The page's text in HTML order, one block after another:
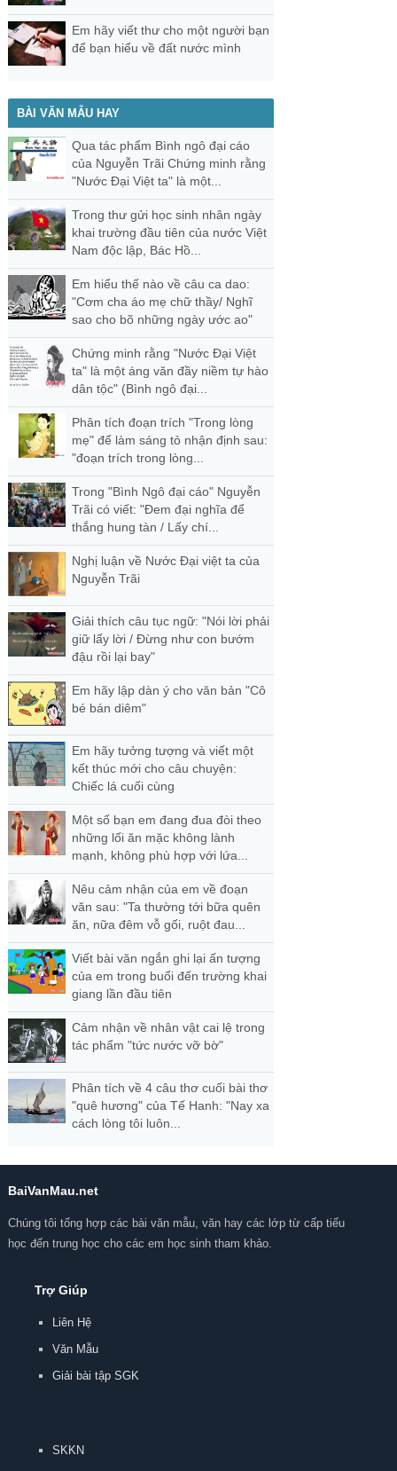
Em hãy viết thư cho một người bạn
để bạn hiểu về đất nước mình
BÀI VĂN MẪU HAY
Qua tác phẩm Bình ngô đại cáo
của Nguyễn Trãi Chứng minh rằng
"Nước Đại Việt ta" là một...
Trong thư gửi học sinh nhân ngày
khai trường đầu tiên của nước Việt
Nam độc lập, Bác Hồ...
Em hiểu thế nào về câu ca dao:
"Cơm cha áo mẹ chữ thầy/ Nghĩ
sao cho bõ những ngày ước ao"
Chứng minh rằng "Nước Đại Việt
ta" là một áng văn đầy niềm tự hào
dân tộc" (Bình ngô đại...
Phân tích đoạn trích "Trong lòng
mẹ" để làm sáng tỏ nhận định sau:
"đoạn trích trong lòng...
Trong "Bình Ngô đại cáo" Nguyễn
Trãi có viết: "Đem đại nghĩa để
thắng hung tàn / Lấy chí...
Nghị luận về Nước Đại việt ta của
Nguyễn Trãi
Giải thích câu tục ngữ: "Nói lời phải
giữ lấy lời / Đừng như con bướm
đậu rồi lại bay"
Em hãy lập dàn ý cho văn bản "Cô
bé bán diêm"
Em hãy tưởng tượng và viết một
kết thúc mới cho câu chuyện:
Chiếc lá cuối cùng
Một số bạn em đang đua đòi theo
những lối ăn mặc không lành
mạnh, không phù hợp với lứa...
Nêu cảm nhận của em về đoạn
văn sau: "Ta thường tới bữa quên
ăn, nữa đêm vỗ gối, ruột đau...
Viết bài văn ngắn ghi lại ấn tượng
của em trong buổi đến trường khai
giang lần đầu tiên
Cảm nhận về nhân vật cai lệ trong
tác phẩm "tức nước vỡ bờ"
Phân tích về 4 câu thơ cuối bài thơ
"quê hương" của Tế Hanh: "Nay xa
cách lòng tôi luôn...
BaiVanMau.net
Chúng tôi tổng hợp các bài văn mẫu, văn hay các lớp từ cấp tiểu
học đến trung học cho các em học sinh tham khảo.
Trợ Giúp
Liên Hệ
Văn Mẫu
Giải bài tập SGK
SKKN